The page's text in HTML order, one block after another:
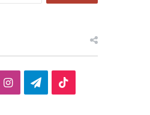
I
T